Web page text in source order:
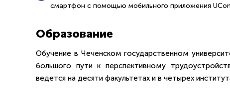
смартфон с помощью мобильного приложения
Образование
Обучение в Чеченском государственном
большого пути к перспективному
ведется на десяти факультетах и в четырех